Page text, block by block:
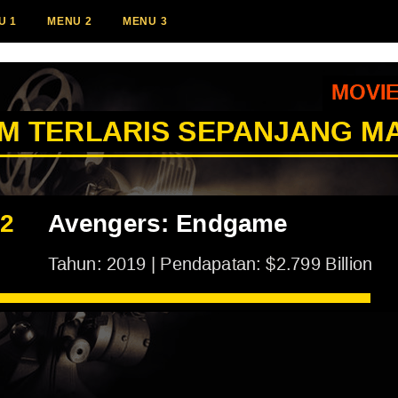
1 MENU 2 MENU 3